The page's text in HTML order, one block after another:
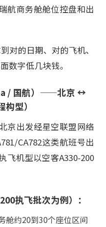
航商务舱舱位控盘和出
对的日期、对的飞机、
数字低几块钱。
/ 国航）——北京 ↔
型）
京出发经星空联盟网络
CA782这类航班号出
飞机型以空客A330-200
执飞批次为例）：
舱约20到30个座位区间